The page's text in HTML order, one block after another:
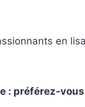
en
: préférez-